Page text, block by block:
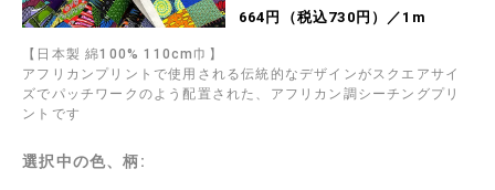
664円（税込730円）／1m
【日本製 綿100% 110cm巾】
アフリカンプリントで使用される伝統的なデザインがスクエアサイ
ズでパッチワークのよう配置された、アフリカン調シーチングプリ
ントです
選択中の色、柄: